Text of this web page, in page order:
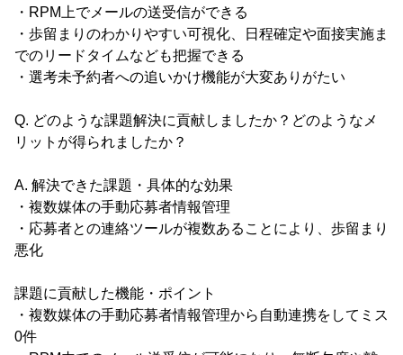
・RPM上でメールの送受信ができる
・歩留まりのわかりやすい可視化、日程確定や面接実施ま
でのリードタイムなども把握できる
・選考未予約者への追いかけ機能が大変ありがたい
Q. どのような課題解決に貢献しましたか？どのようなメ
リットが得られましたか？
A. 解決できた課題・具体的な効果
・複数媒体の手動応募者情報管理
・応募者との連絡ツールが複数あることにより、歩留まり
悪化
課題に貢献した機能・ポイント
・複数媒体の手動応募者情報管理から自動連携をしてミス
0件